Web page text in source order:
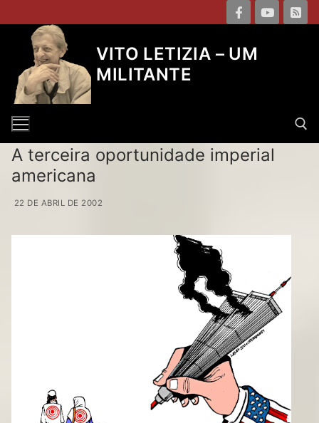
para
conteúdo
VITO LETIZIA – UM
MILITANTE
A terceira oportunidade imperial
americana
22 DE ABRIL DE 2002